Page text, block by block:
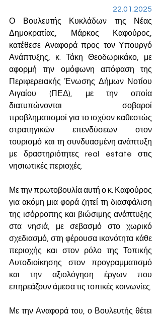
22.01.2025
Ο Βουλευτής Κυκλάδων της Νέας
Δημοκρατίας, Μάρκος Καφούρος,
κατέθεσε Αναφορά προς τον Υπουργό
Ανάπτυξης, κ. Τάκη Θεοδωρικάκο, με
αφορμή την ομόφωνη απόφαση της
Περιφερειακής Ένωσης Δήμων Νοτίου
Αιγαίου (ΠΕΔ), με την οποία
διατυπώνονται σοβαροί
προβληματισμοί για το ισχύον καθεστώς
στρατηγικών επενδύσεων στον
τουρισμό και τη συνδυασμένη ανάπτυξη
με δραστηριότητες real estate στις
νησιωτικές περιοχές.
Με την πρωτοβουλία αυτή ο κ. Καφούρος
για ακόμη μια φορά ζητεί τη διασφάλιση
της ισόρροπης και βιώσιμης ανάπτυξης
στα νησιά, με σεβασμό στο χωρικό
σχεδιασμό, στη φέρουσα ικανότητα κάθε
περιοχής και στον ρόλο της Τοπικής
Αυτοδιοίκησης στον προγραμματισμό
και την αξιολόγηση έργων που
επηρεάζουν άμεσα τις τοπικές κοινωνίες.
Με την Αναφορά του, ο Βουλευτής θέτει